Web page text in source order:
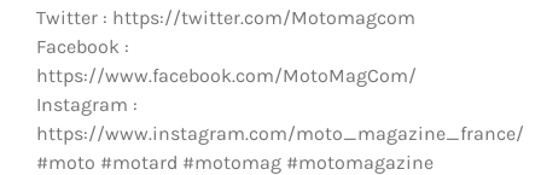
Twitter : https://twitter.com/Motomagcom
Facebook :
https://www.facebook.com/MotoMagCom/
Instagram :
https://www.instagram.com/moto_magazine_france/
#moto #motard #motomag #motomagazine